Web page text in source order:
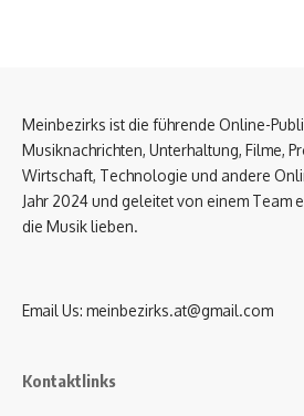
Meinbezirks ist die führende Online-
Musiknachrichten, Unterhaltung, Filme,
Wirtschaft, Technologie und andere
Jahr 2024 und geleitet von einem Team
die Musik lieben.
Email Us: meinbezirks.at@gmail.com
Kontaktlinks